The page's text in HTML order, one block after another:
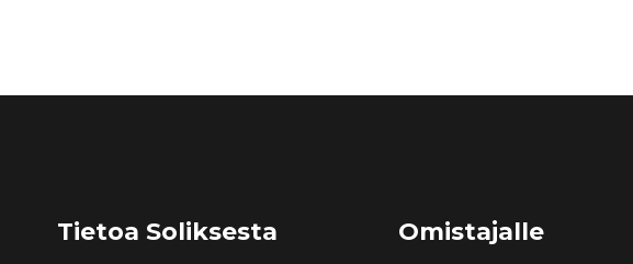
Tietoa Soliksesta Omistajalle